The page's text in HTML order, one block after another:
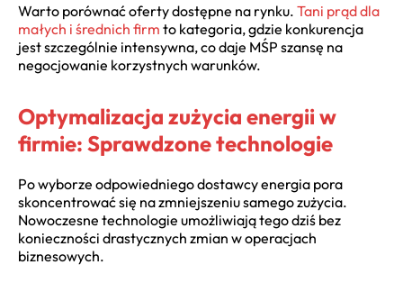
Warto porównać oferty dostępne na rynku. Tani prąd dla
małych i średnich firm to kategoria, gdzie konkurencja
jest szczególnie intensywna, co daje MŚP szansę na
negocjowanie korzystnych warunków.
Optymalizacja zużycia energii w
firmie: Sprawdzone technologie
Po wyborze odpowiedniego dostawcy energia pora
skoncentrować się na zmniejszeniu samego zużycia.
Nowoczesne technologie umożliwiają tego dziś bez
konieczności drastycznych zmian w operacjach
biznesowych.